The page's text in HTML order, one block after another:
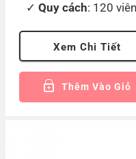
Quy cách: 120 viên
Xem Chi Tiết
Thêm Vào Giỏ